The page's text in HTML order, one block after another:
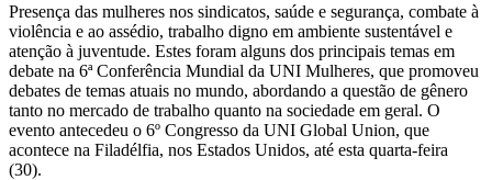
Presença das mulheres nos sindicatos, saúde e segurança, combate à
violência e ao assédio, trabalho digno em ambiente sustentável e
atenção à juventude. Estes foram alguns dos principais temas em
debate na 6ª Conferência Mundial da UNI Mulheres, que promoveu
debates de temas atuais no mundo, abordando a questão de gênero
tanto no mercado de trabalho quanto na sociedade em geral. O
evento antecedeu o 6º Congresso da UNI Global Union, que
acontece na Filadélfia, nos Estados Unidos, até esta quarta-feira
(30).